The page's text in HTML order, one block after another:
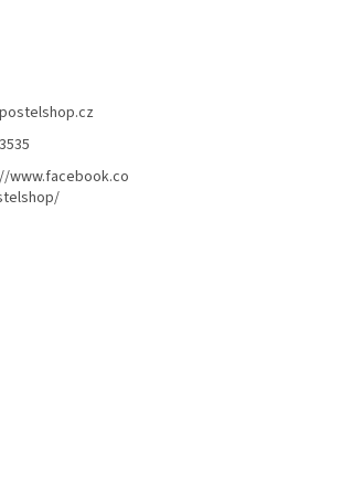
postelshop.cz
www.facebook.co